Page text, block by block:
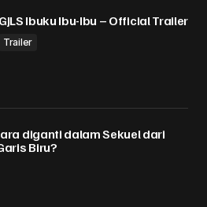
GJLS Ibuku Ibu-Ibu – Official Trailer
Trailer
diganti dalam Sekuel dari
Biru?